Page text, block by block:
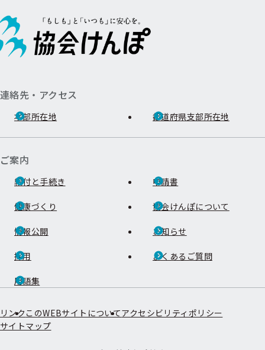
連絡先・アクセス
本部所在地 都道府県支部所在地
ご案内
給付と手続き 申請書
健康づくり 協会けんぽについて
情報公開 お知らせ
採用 よくあるご質問
用語集
リンク このWEBサイトについてアクセシビリティポリシー
サイトマップ